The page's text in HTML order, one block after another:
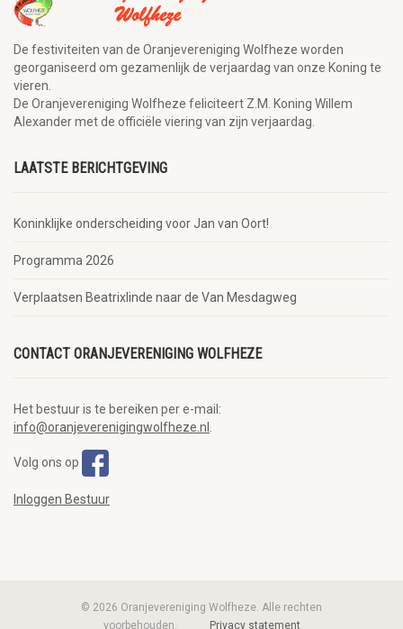
De festiviteiten van de Oranjevereniging Wolfheze worden
georganiseerd om gezamenlijk de verjaardag van onze Koning te
vieren.
De Oranjevereniging Wolfheze feliciteert Z.M. Koning Willem
Alexander met de officiële viering van zijn verjaardag.
LAATSTE BERICHTGEVING
Koninklijke onderscheiding voor Jan van Oort!
Programma 2026
Verplaatsen Beatrixlinde naar de Van Mesdagweg
CONTACT ORANJEVERENIGING WOLFHEZE
Het bestuur is te bereiken per e-mail:
info@oranjeverenigingwolfheze.nl
Volg ons op
Inloggen Bestuur
© 2026 Oranjevereniging Wolfheze. Alle rechten
voorbehouden.
Privacy statement